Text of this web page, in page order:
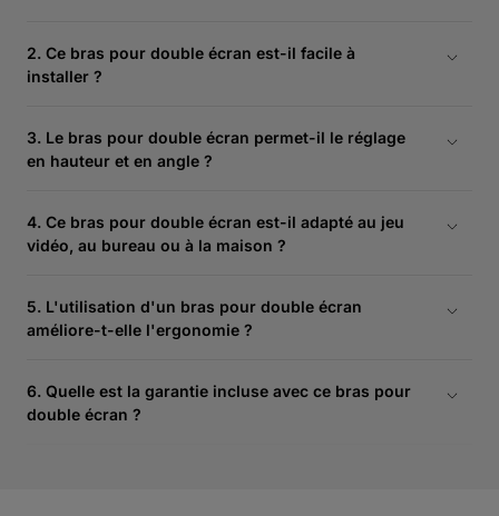
2. Ce bras pour double écran est-il facile à
installer ?
avec tous les outils et instructions nécessaires. La plupart
des utilisateurs peuvent effectuer l'installation eux-mêmes
sans aide professionnelle, rendant le montage rapide et
3. Le bras pour double écran permet-il le réglage
en hauteur et en angle ?
debout offre un réglage en hauteur fluide, une inclinaison, un
pivotement et une rotation pour des orientations d'écran
aussi bien horizontales que verticales.
4. Ce bras pour double écran est-il adapté au jeu
vidéo, au bureau ou à la maison ?
la productivité au bureau et les installations à domicile,
offrant un positionnement ergonomique tout en libérant de
l'espace sur le bureau.
5. L'utilisation d'un bras pour double écran
améliore-t-elle l'ergonomie ?
moniteurs à la hauteur des yeux et à une distance idéale,
réduisant ainsi les tensions au niveau du cou, des épaules et
6. Quelle est la garantie incluse avec ce bras pour
double écran ?